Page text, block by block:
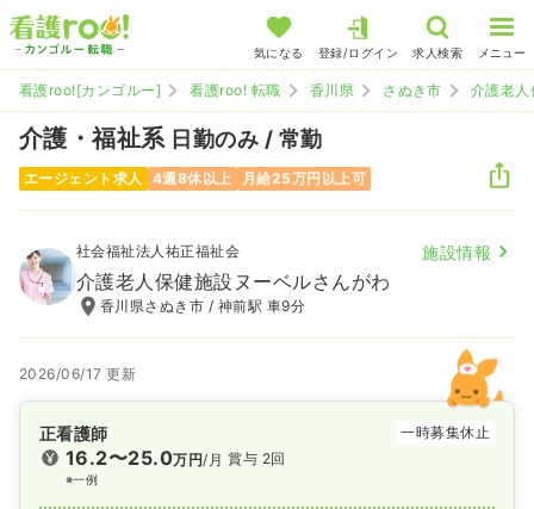
気になる 登録/ログイン 求人検索 メニュー
看護roo![カンゴルー] 看護roo! 転職 香川県 さぬき市 介護老
介護・福祉系 日勤のみ / 常勤
エージェント求人 4週8休以上 月給25万円以上可
社会福祉法人祐正福祉会 施設情報
介護老人保健施設ヌーベルさんがわ
香川県さぬき市 / 神前駅 車9分
2026/06/17 更新
正看護師 一時募集休止
16.2〜25.0万円/月
※一例
賞与 2回